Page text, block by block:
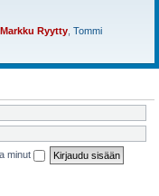
Markku Ryytty Tommi
minut